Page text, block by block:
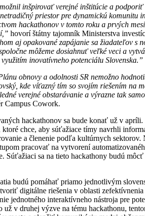
inšpirovať verejné inštitúcie a
priestor pre dynamickú komunitu
hackathonov v tomto roku a prvých
hovorí štátny tajomník Ministerstva
aj opakované zapájanie sa žiadateľov
môžeme dosiahnuť veľké veci a
inovatívneho potenciálu Slovenska.”
obnovy a odolnosti SR nemožno
kde víťazný tím so svojím riešením na
verejné obstarávanie a výrazne tak
Campus Cowork.
hackathonov sa bude konať už v
chce, aby súťažiace tímy navrhli
a členenie podľa kultúrnych
pracovať na vytvorení
Súťažiaci sa na tieto hackathony budú
budú pomáhať priamo jednotlivým
digitálne riešenia v oblasti
jednotného interaktívneho nástroja pre
už v druhej výzve na tému hackathonu,